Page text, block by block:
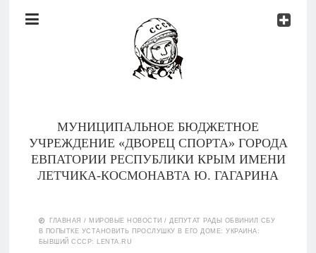
Документы
МУНИЦИПАЛЬНОЕ БЮДЖЕТНОЕ
УЧРЕЖДЕНИЕ «ДВОРЕЦ СПОРТА» ГОРОДА
ЕВПАТОРИИ РЕСПУБЛИКИ КРЫМ ИМЕНИ
ЛЕТЧИКА-КОСМОНАВТА Ю. ГАГАРИНА
Тренеры
ГЛАВНАЯ / МИРОВЫЕ НОВОСТИ /ДЕПУТАТ РАДЫ ОБВИНИЛ СБУ
В ПОПЫТКЕ УСТАНОВИТЬ ПРОСЛУШКУ В ЕГО ДОМЕ: УКРАИНА:
БЫВШИЙ СССР: LENTA.RU